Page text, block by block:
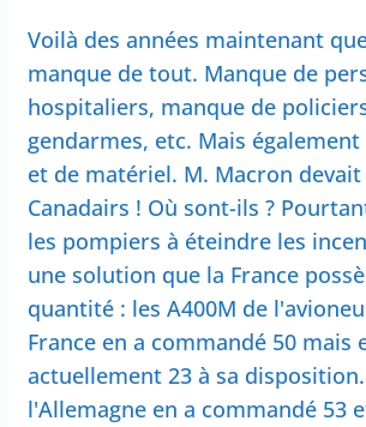
Voilà des années maintenant
manque de tout. Manque de
hospitaliers, manque de
gendarmes, etc. Mais
et de matériel. M. Macron
Canadairs ! Où sont-ils ?
les pompiers à éteindre les
une solution que la France
quantité : les A400M de
France en a commandé 50 mais
actuellement 23 à sa
l'Allemagne en a commandé 53